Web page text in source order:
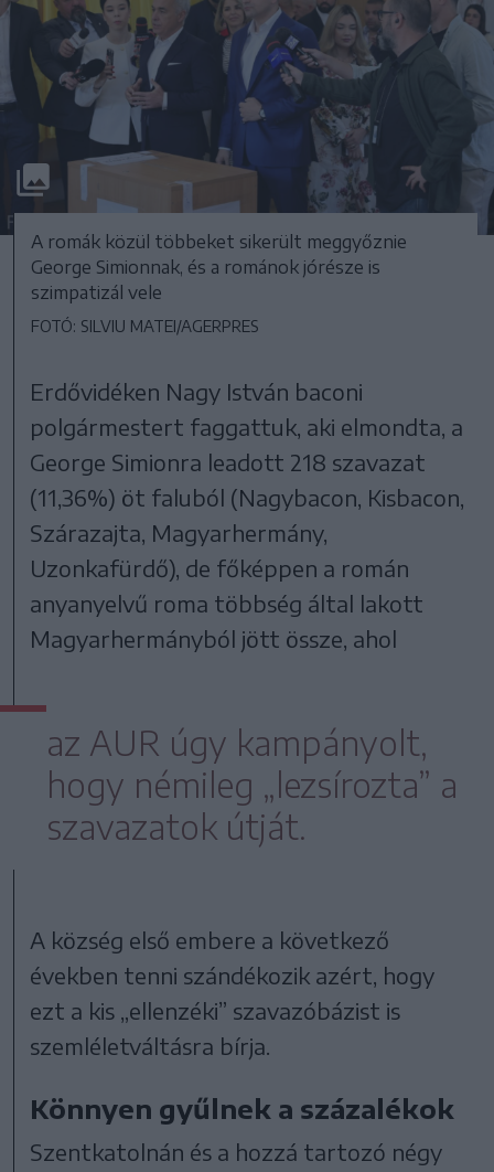
A romák közül többeket sikerült meggyőznie
George Simionnak, és a románok jórésze is
szimpatizál vele
FOTÓ: SILVIU MATEI/AGERPRES
Erdővidéken Nagy István baconi
polgármestert faggattuk, aki elmondta, a
George Simionra leadott 218 szavazat
(11,36%) öt faluból (Nagybacon, Kisbacon,
Szárazajta, Magyarhermány,
Uzonkafürdő), de főképpen a román
anyanyelvű roma többség által lakott
Magyarhermányból jött össze, ahol
az AUR úgy kampányolt,
hogy némileg „lezsírozta” a
szavazatok útját.
A község első embere a következő
években tenni szándékozik azért, hogy
ezt a kis „ellenzéki” szavazóbázist is
szemléletváltásra bírja.
Könnyen gyűlnek a százalékok
Szentkatolnán és a hozzá tartozó négy